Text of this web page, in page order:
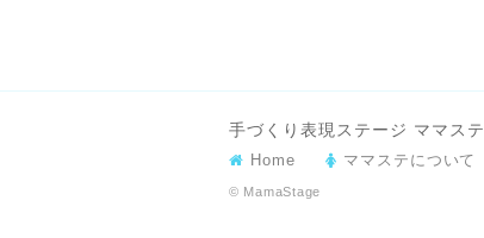
手づくり表現ステージ ママステ
Home ママステについて
© MamaStage